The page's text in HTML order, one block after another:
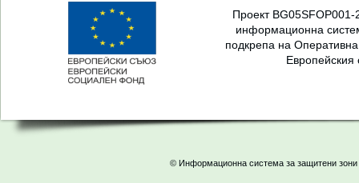
Проект
информационна
подкрепа на
© Информационна система за защитени